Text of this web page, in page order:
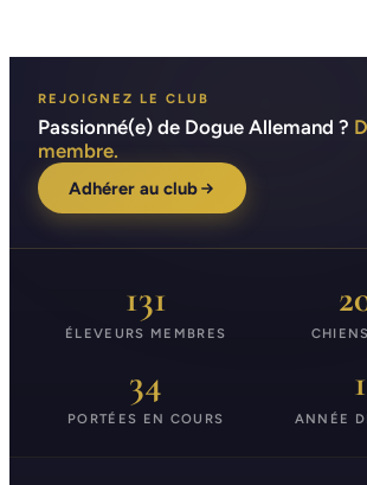
REJOIGNEZ LE CLUB
Passionné(e) de Dogue Allemand ?
membre.
Adhérer au club
131
ÉLEVEURS MEMBRES
34
PORTÉES EN COURS ANNÉE